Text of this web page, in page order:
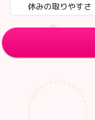
休みの取りやすさ